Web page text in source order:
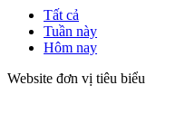
Tất cả
Tuần này
Hôm nay
Website đơn vị tiêu biểu